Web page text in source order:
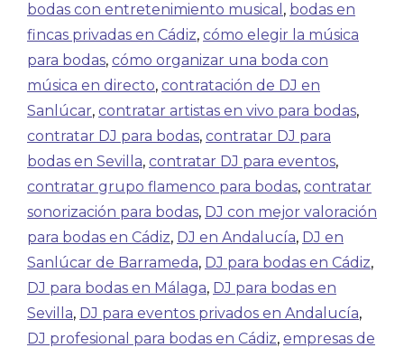
bodas con entretenimiento musical , bodas en
fincas privadas en Cádiz, cómo elegir la música
para bodas, cómo organizar una boda con
música en directo, contratación de DJ en
Sanlúcar, contratar artistas en vivo para bodas,
contratar DJ para bodas, contratar DJ para
bodas en Sevilla, contratar DJ para eventos,
contratar grupo flamenco para bodas, contratar
sonorización para bodas, DJ con mejor valoración
para bodas en Cádiz, DJ en Andalucía, DJ en
Sanlúcar de Barrameda, DJ para bodas en Cádiz,
DJ para bodas en Málaga, DJ para bodas en
Sevilla, DJ para eventos privados en Andalucía,
DJ profesional para bodas en Cádiz, empresas de